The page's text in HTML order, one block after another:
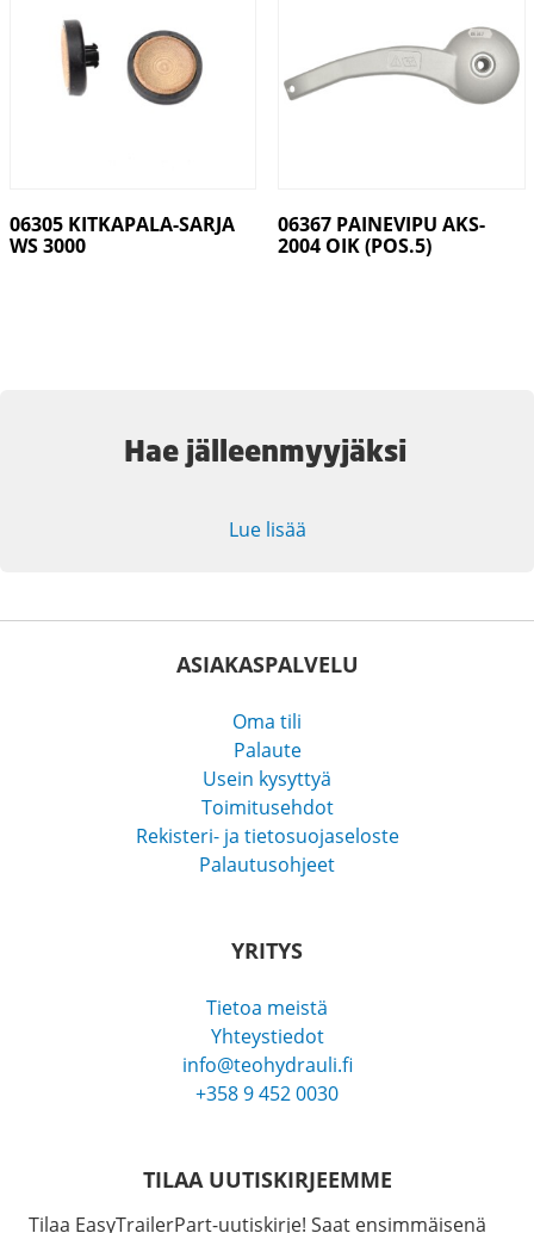
06305 KITKAPALA-SARJA
WS 3000
06367 PAINEVIPU AKS-
2004 OIK (POS.5)
Hae jälleenmyyjäksi
Lue lisää
ASIAKASPALVELU
Oma tili
Palaute
Usein kysyttyä
Toimitusehdot
Rekisteri- ja tietosuojaseloste
Palautusohjeet
YRITYS
Tietoa meistä
Yhteystiedot
info@teohydrauli.fi
+358 9 452 0030
TILAA UUTISKIRJEEMME
Tilaa EasyTrailerPart-uutiskirje! Saat ensimmäisenä